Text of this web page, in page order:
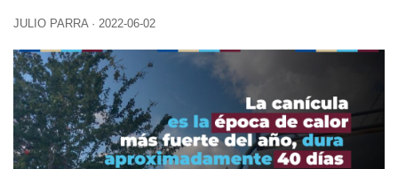
JULIO PARRA · 2022-06-02